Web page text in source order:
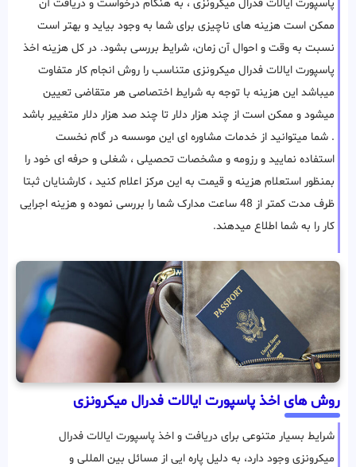
پاسپورت ایالات فدرال میکرونزی ، به هنگام درخواست و دریافت آن
ممکن است هزینه های ناچیزی برای شما به وجود بیاید و بهتر است
نسبت به وقت و احوال آن زمان، شرایط بررسی بشود. در کل هزینه اخذ
پاسپورت ایالات فدرال میکرونزی متناسب را روش انجام کار متفاوت
میباشد این هزینه با توجه به شرایط اختصاصی هر متقاضی تعیین
میشود و ممکن است از چند هزار دلار تا چند صد هزار دلار متغییر باشد
. شما میتوانید از خدمات مشاوره ای این موسسه در گام نخست
استفاده نمایید و رزومه و مشخصات تحصیلی ، شغلی و حرفه ای خود را
بمنظور استعلام هزینه و قیمت به این مرکز اعلام کنید ، کارشنایان ثبتا
ظرف مدت کمتر از 48 ساعت مدارک شما را بررسی نموده و هزینه اجرایی
کار را به شما اطلاع میدهند.
روش های اخذ پاسپورت ایالات فدرال میکرونزی
شرایط بسیار متنوعی برای دریافت و اخذ پاسپورت ایالات فدرال
میکرونزی وجود دارد، به دلیل پاره ایی از مسائل بین المللی و